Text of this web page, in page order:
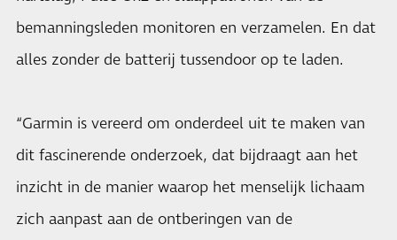
bemanningsleden monitoren en verzamelen. En dat
alles zonder de batterij tussendoor op te laden.
“Garmin is vereerd om onderdeel uit te maken van
dit fascinerende onderzoek, dat bijdraagt aan het
inzicht in de manier waarop het menselijk lichaam
zich aanpast aan de ontberingen van de